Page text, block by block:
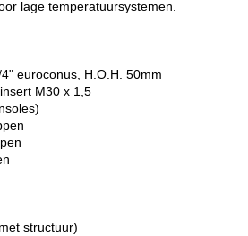
lage temperatuursystemen.
euroconus, H.O.H. 50mm
M30 x 1,5
structuur)